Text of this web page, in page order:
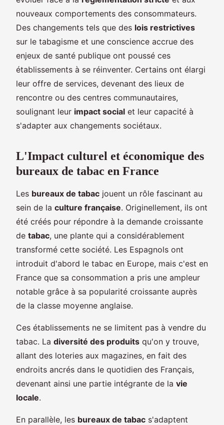
nouveaux comportements des consommateurs.
Des changements tels que des lois restrictives
sur le tabagisme et une conscience accrue des
enjeux de santé publique ont poussé ces
établissements à se réinventer. Certains ont élargi
leur offre de services, devenant des lieux de
rencontre ou des centres communautaires,
soulignant leur impact social et leur capacité à
s'adapter aux changements sociétaux.
L'Impact culturel et économique des
bureaux de tabac en France
Les bureaux de tabac jouent un rôle fascinant au
sein de la culture française. Originellement, ils ont
été créés pour répondre à la demande croissante
de tabac, une plante qui a considérablement
transformé cette société. Les Espagnols ont
introduit d'abord le tabac en Europe, mais c'est en
France que sa consommation a pris une ampleur
notable grâce à sa popularité croissante auprès
de la classe moyenne anglaise.
Ces établissements ne se limitent pas à vendre du
tabac. La diversité des produits qu'on y trouve,
allant des loteries aux magazines, en fait des
endroits ancrés dans le quotidien des Français,
devenant ainsi une partie intégrante de la vie
locale.
En parallèle, les bureaux de tabac s'adaptent